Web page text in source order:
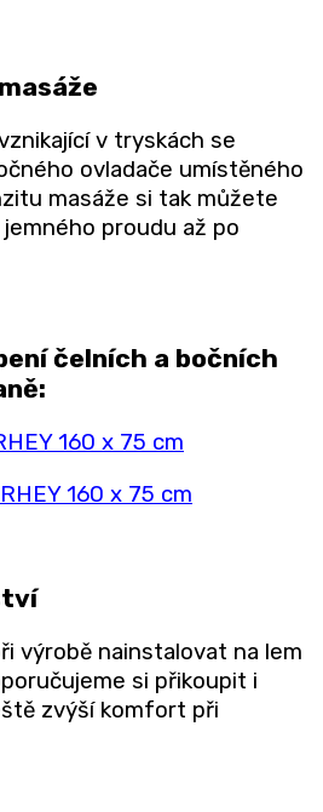
v tryskách se
ovladače umístěného
masáže si tak můžete
proudu až po
čelních a bočních
160 x 75 cm
160 x 75 cm
výrobě nainstalovat na lem
si přikoupit i
zvýší komfort při